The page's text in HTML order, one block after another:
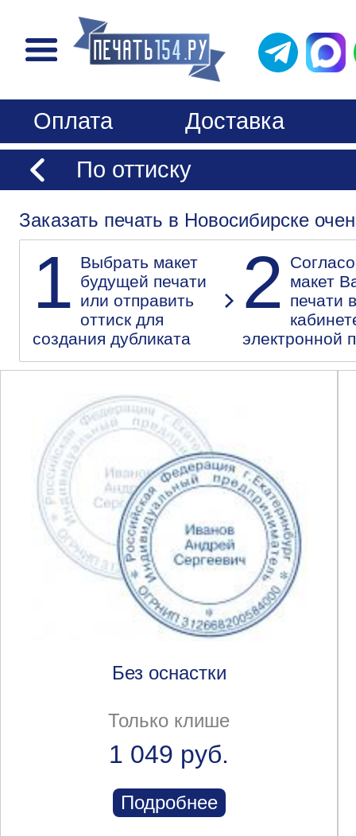
Оплата
Доставка
По оттиску
Заказать печать в Новосибирске
1 Выбрать макет
будущей печати
или отправить
оттиск для
создания дубликата
2
макет
печати
электронной
Без оснастки
Только клише
1 049 руб.
Подробнее